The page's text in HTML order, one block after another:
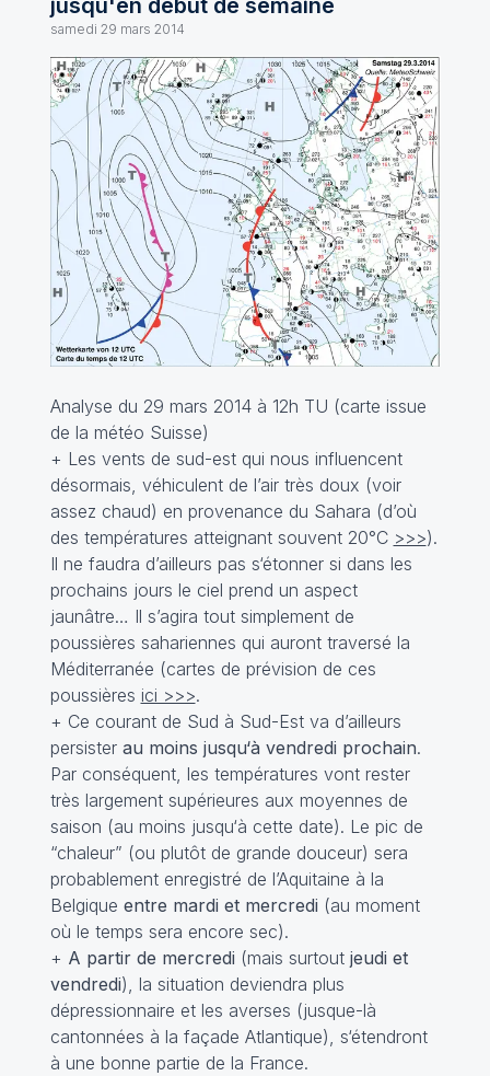
jusqu'en début de semaine
samedi 29 mars 2014
Analyse du 29 mars 2014 à 12h TU (carte issue
de la météo Suisse)
+ Les vents de sud-est qui nous influencent
désormais, véhiculent de l’air très doux (voir
assez chaud) en provenance du Sahara (d’où
des températures atteignant souvent 20°C >>>).
Il ne faudra d’ailleurs pas s‘étonner si dans les
prochains jours le ciel prend un aspect
jaunâtre… Il s’agira tout simplement de
poussières sahariennes qui auront traversé la
Méditerranée (cartes de prévision de ces
poussières ici >>>.
+ Ce courant de Sud à Sud-Est va d’ailleurs
persister au moins jusqu‘à vendredi prochain.
Par conséquent, les températures vont rester
très largement supérieures aux moyennes de
saison (au moins jusqu‘à cette date). Le pic de
“chaleur” (ou plutôt de grande douceur) sera
probablement enregistré de l’Aquitaine à la
Belgique entre mardi et mercredi (au moment
où le temps sera encore sec).
+ A partir de mercredi (mais surtout jeudi et
vendredi), la situation deviendra plus
dépressionnaire et les averses (jusque-là
cantonnées à la façade Atlantique), s‘étendront
à une bonne partie de la France.